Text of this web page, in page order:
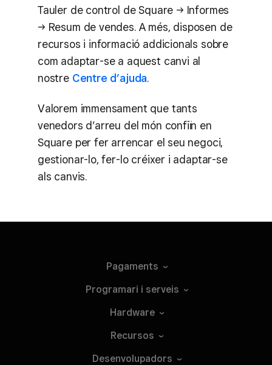
Tauler de control de Square → Informes
→ Resum de vendes. A més, disposen de
recursos i informació addicionals sobre
com adaptar-se a aquest canvi al
nostre Centre d’ajuda.
Valorem immensament que tants
venedors d’arreu del món confiïn en
Square per fer arrencar el seu negoci,
gestionar-lo, fer-lo créixer i adaptar-se
als canvis.
Pagaments
Programari i serveis
Hardware
Recursos
Desenvolupadors